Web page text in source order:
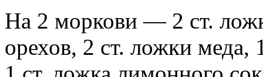
На 2 моркови — 2 ст.
орехов, 2 ст. ложки